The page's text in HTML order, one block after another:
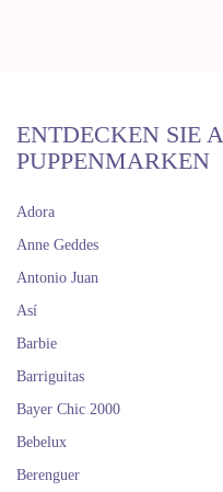
ENTDECKEN SIE
PUPPENMARKEN
Adora
Anne Geddes
Antonio Juan
Así
Barbie
Barriguitas
Bayer Chic 2000
Bebelux
Berenguer